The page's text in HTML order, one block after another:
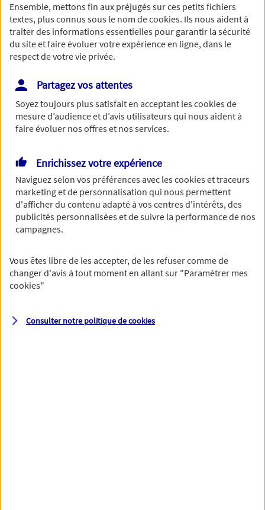
Prénom
Date de Naissance
Numéro de téléphone
accompagner dans les prochaines étapes de votre souscription.
Ensemble, mettons fin aux préjugés sur ces petits fichiers
textes, plus connus sous le nom decookies. Ils nous aident à
traiter des informations essentielles pour garantir la sécurité
du site et faire évoluer votre expérience en ligne, dans le
respect de votre vie privée.
Partagez vos attentes
Soyez toujours plus satisfait en acceptant lescookiesde
mesure d’audience et d’avis utilisateurs qui nous aident à
faire évoluer nos offres et nos services.
Enrichissez votre expérience
Naviguez selon vos préférences avec lescookies et traceurs
marketing et de personnalisation qui nous permettent
d'afficher du contenu adapté à vos centres d'intérêts, des
publicités personnalisées et de suivre la performance de nos
campagnes.
Vous êtes libre de les accepter, de les refuser comme de
changer d'avis à tout moment en allant sur "Paramétrer mes
cookies"
Consulter notre politique decookies